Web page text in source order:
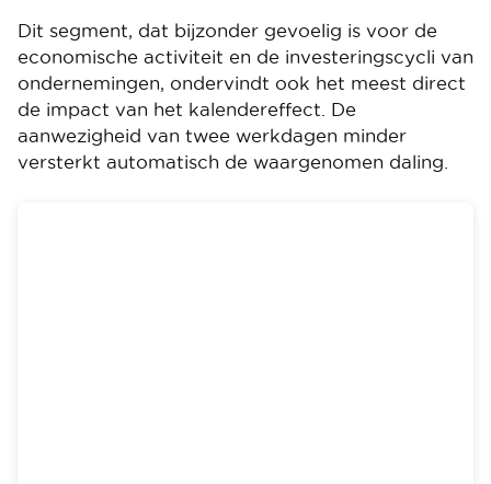
Dit segment, dat bijzonder gevoelig is voor de
economische activiteit en de investeringscycli van
ondernemingen, ondervindt ook het meest direct
de impact van het kalendereffect. De
aanwezigheid van twee werkdagen minder
versterkt automatisch de waargenomen daling.